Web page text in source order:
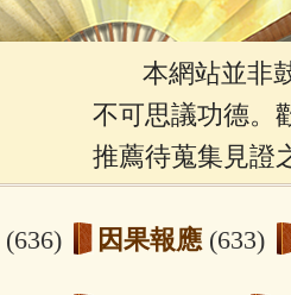
本網站並非鼓
不可思議功德。
推薦待蒐集見證
(636) 因果報應 (633)